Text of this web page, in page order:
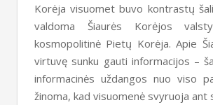
Korėja visuomet buvo kontrastų
valdoma Šiaurės Korėjos
kosmopolitinė Pietų Korėja. Apie
virtuvę sunku gauti informacijos –
informacinės uždangos nuo viso
žinoma, kad visuomenė svyruoja ant